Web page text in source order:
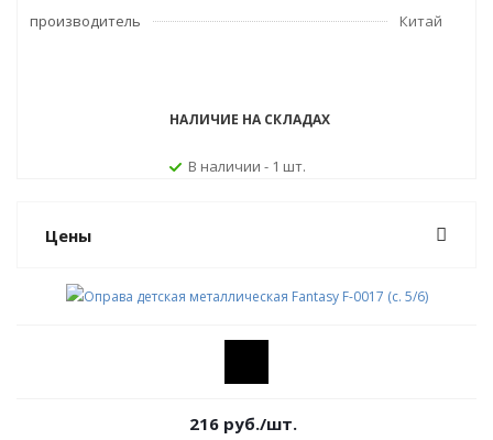
производитель Китай
НАЛИЧИЕ НА СКЛАДАХ
В наличии - 1 шт.
Цены
216руб./шт.